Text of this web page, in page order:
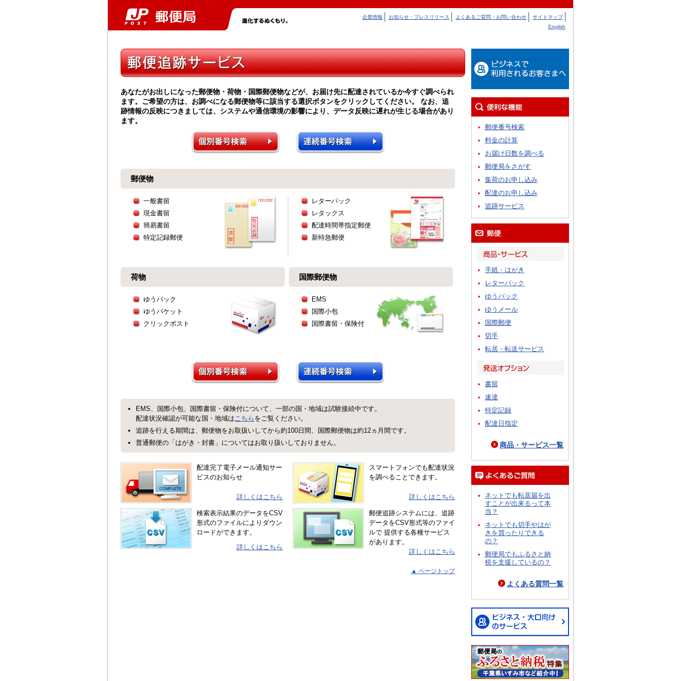
企業情報 お知らせ・プレスリリース よくあるご質問・お問い合わせ
サイトマップ
English
郵便番号検索
料金の計算
お届け日数を調べる
郵便局をさがす
集荷のお申し込み
配達のお申し込み
追跡サービス
手紙・はがき
レターパック
ゆうパック
ゆうメール
国際郵便
切手
転居・転送サービス
書留
速達
特定記録
配達日指定
商品・サービス一覧
ネットでも転居届を出
すことが出来るって本
当？
ネットでも切手やはが
きを買ったりできる
の？
郵便局でもふるさと納
税を支援しているの？
よくある質問一覧
あなたがお出しになった郵便物・荷物・国際郵便物などが、お届け先に配達されているか今すぐ調べられ
ます。ご希望の方は、お調べになる郵便物等に該当する選択ボタンをクリックしてください。 なお、追
跡情報の反映につきましては、システムや通信環境の影響により、データ反映に遅れが生じる場合があり
ます。
郵便物
一般書留
現金書留
簡易書留
特定記録郵便
レターパック
レタックス
配達時間帯指定郵便
新特急郵便
荷物
ゆうパック
ゆうパケット
クリックポスト
国際郵便物
EMS
国際小包
国際書留・保険付
EMS、国際小包、国際書留・保険付について、一部の国・地域は試験接続中です。
配達状況確認が可能な国・地域はこちら をご覧ください。
追跡を行える期間は、郵便物をお取扱いしてから約100日間、国際郵便物は約12ヵ月間です。
普通郵便の「はがき・封書」についてはお取り扱いしておりません。
配達完了電子メール通知サー
ビスのお知らせ
詳しくはこちら
スマートフォンでも配達状況
を調べることできます。
詳しくはこちら
検索表示結果のデータをCSV
形式のファイルによりダウン
ロードができます。
詳しくはこちら
郵便追跡システムには、追跡
データをCSV形式等のファイ
ルで 提供する各種サービス
があります。
詳しくはこちら
▲ ページトップ